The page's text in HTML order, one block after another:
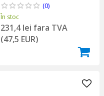
(0)
În stoc
231,4 lei fara TVA
(47,5 EUR)